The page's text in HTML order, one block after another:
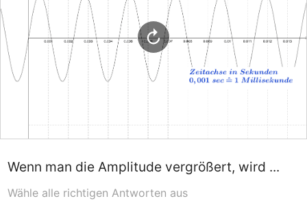
Wenn man die Amplitude vergrößert, wird ...
Wähle alle richtigen Antworten aus